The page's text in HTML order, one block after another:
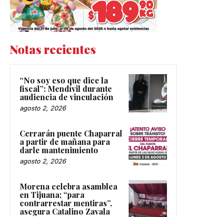
Notas recientes
“No soy eso que dice la
fiscal”: Mendívil durante
audiencia de vinculación
agosto 2, 2026
Cerrarán puente Chaparral
a partir de mañana para
darle mantenimiento
agosto 2, 2026
Morena celebra asamblea
en Tijuana; “para
contrarrestar mentiras”,
asegura Catalino Zavala